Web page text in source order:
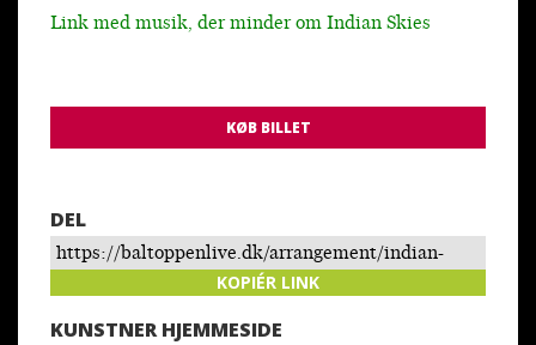
Link med musik, der minder om Indian Skies
KØB BILLET
DEL
https://baltoppenlive.dk/arrangement/indian-
skies-copenhagen-jazz-orchestra-feat-ashwani-
KOPIÉR LINK
KUNSTNER HJEMMESIDE